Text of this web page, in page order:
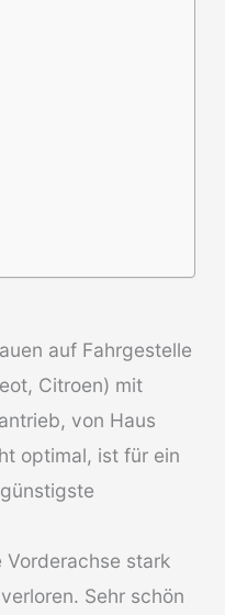
auf Fahrgestelle
Citroen) mit
von Haus
optimal, ist für ein
stark
Sehr schön